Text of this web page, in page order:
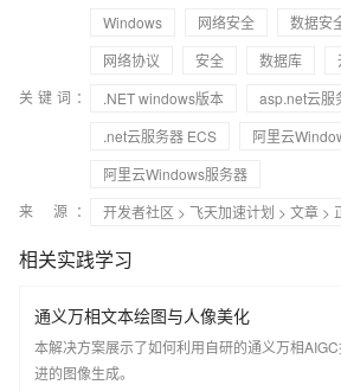
Windows
网络安全
数据安
网络协议
安全 数据库
关键词：
.NET windows版本
asp.net云服
.net云服务器 ECS
阿里云
阿里云Windows服务器
来 源：
开发者社区 > 飞天加速计划 > 文章 >
相关实践学习
通义万相文本绘图与人像美化
本解决方案展示了如何利用自研的通义万相
进的图像生成。